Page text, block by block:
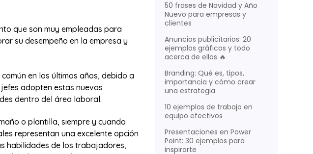
que son muy empleadas para
su desempeño en la empresa y
en los últimos años, debido a
adopten estas nuevas
dentro del área laboral.
o plantilla, siempre y cuando
representan una excelente opción
habilidades de los trabajadores,
50 frases de Navidad y Año
Nuevo para empresas y
clientes
Anuncios publicitarios: 20
ejemplos gráficos y todo
acerca de ellos 🔥
Branding: Qué es, tipos,
importancia y cómo crear
una estrategia
10 ejemplos de trabajo en
equipo efectivos
Presentaciones en Power
Point: 30 ejemplos para
inspirarte